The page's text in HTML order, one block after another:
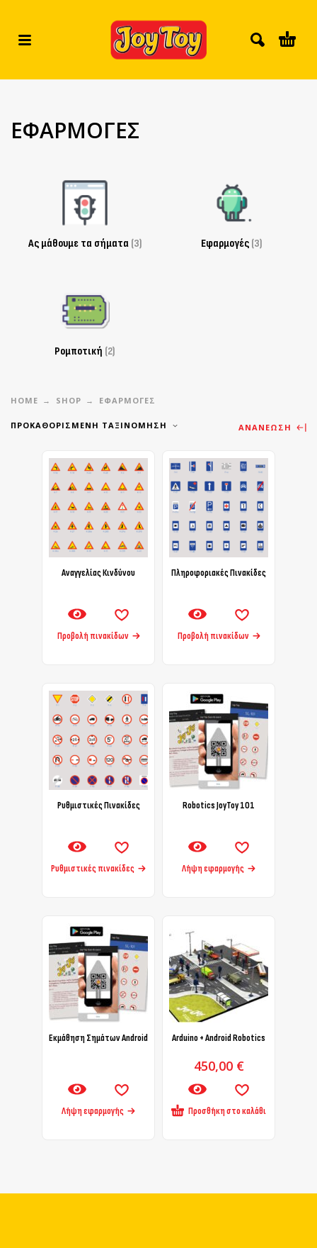
ΕΦΑΡΜΟΓΕΣ
Ας μάθουμε τα σήματα (3) Εφαρμογές (3)
Ρομποτική (2)
HOME SHOP ΕΦΑΡΜΟΓΕΣ
ΠΡΟΚΑΘΟΡΙΣΜΈΝΗ ΤΑΞΙΝΌΜΗΣΗ ΑΝΑΝΈΩΣΗ
Αναγγελίας Κινδύνου
Προβολή πινακίδων
Πληροφοριακές Πινακίδες
Προβολή πινακίδων
Ρυθμιστικές Πινακίδες
Ρυθμιστικές πινακίδες
Robotics JoyToy 101
Λήψη εφαρμογής
Εκμάθηση Σημάτων Android
Λήψη εφαρμογής
Arduino + Android Robotics
450,00 €
Προσθήκη στο καλάθι